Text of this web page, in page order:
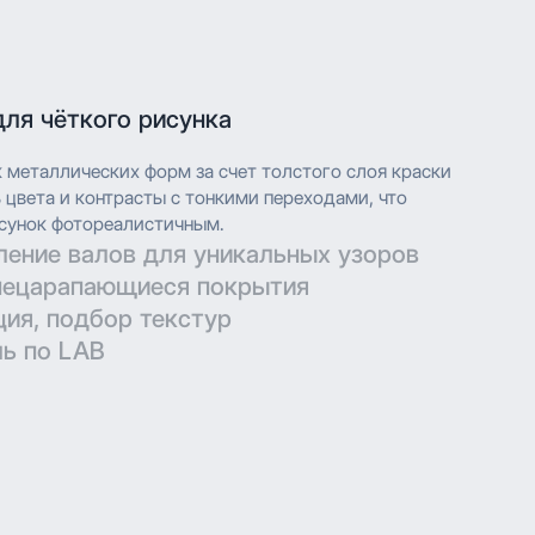
чёткого рисунка
металлических форм за счет толстого слоя краски
и контрасты с тонкими переходами, что
фотореалистичным.
валов для уникальных узоров
параметров для гравировки позволяют
дизайн при печати.
покрытия
поверхности с дополнительной защитой
подбор текстур
печати с высоким разрешением, что
по LAB